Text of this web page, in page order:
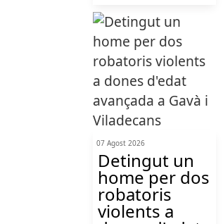
07 Agost 2026
Detingut un
home per dos
robatoris
violents a